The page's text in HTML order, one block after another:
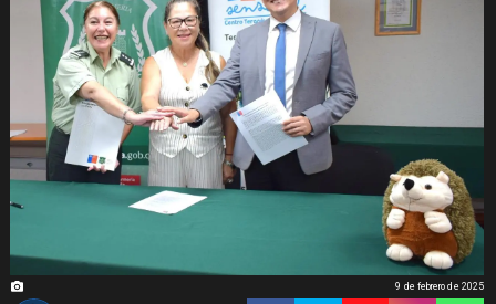
9 de febrero de 2025